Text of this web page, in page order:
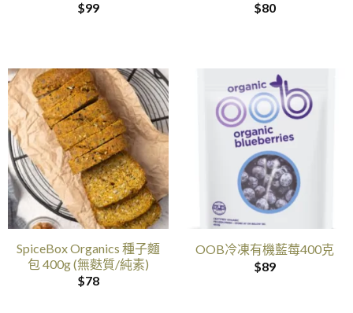
$99
$80
SpiceBox Organics 種子麵
包 400g (無麩質/純素)
$78
OOB冷凍有機藍莓400克
$89